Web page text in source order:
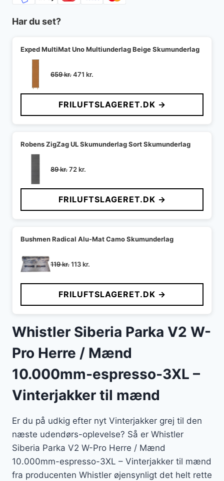
Har du set?
Exped MultiMat Uno Multiunderlag Beige Skumunderlag
659kr.Den
pris
var:
659 kr..
471 kr.
pris
er:
471 kr..
FRILUFTSLAGERET.DK →
Robens ZigZag UL Skumunderlag Sort Skumunderlag
89kr.Den
pris
var:
89 kr..
72kr.
pris
er:
72 kr..
FRILUFTSLAGERET.DK →
Bushmen Radical Alu-Mat Camo Skumunderlag
119kr.Den
pris
var:
119 kr..
113kr.
pris
er:
113 kr..
FRILUFTSLAGERET.DK →
Whistler Siberia Parka V2 W-
Pro Herre / Mænd
10.000mm-espresso-3XL –
Vinterjakker til mænd
Er du på udkig efter nyt Vinterjakker grej til den
næste udendørs-oplevelse? Så er Whistler
Siberia Parka V2 W-Pro Herre / Mænd
10.000mm-espresso-3XL – Vinterjakker til mænd
fra producenten Whistler øjensynligt det helt rette